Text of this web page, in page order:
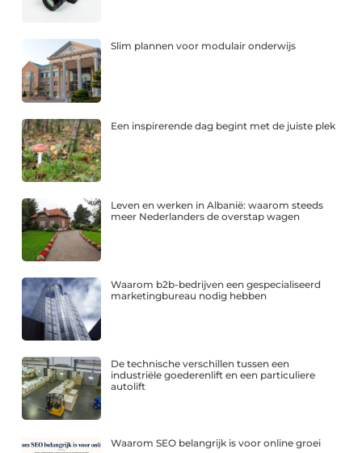
Slim plannen voor modulair onderwijs
Een inspirerende dag begint met de juiste plek
Leven en werken in Albanië: waarom steeds
meer Nederlanders de overstap wagen
Waarom b2b-bedrijven een gespecialiseerd
marketingbureau nodig hebben
De technische verschillen tussen een
industriële goederenlift en een particuliere
autolift
Waarom SEO belangrijk is voor online groei